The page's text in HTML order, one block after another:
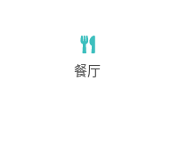
餐厅